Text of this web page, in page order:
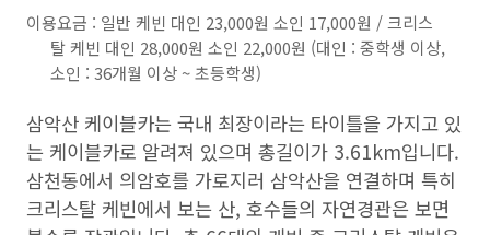
이용요금 : 일반 케빈 대인 23,000원 소인 17,000원 / 크리스
탈 케빈 대인 28,000원 소인 22,000원 (대인 : 중학생 이상,
소인 : 36개월 이상 ~ 초등학생)
삼악산 케이블카는 국내 최장이라는 타이틀을 가지고 있
는 케이블카로 알려져 있으며 총길이가 3.61km입니다.
삼천동에서 의암호를 가로지러 삼악산을 연결하며 특히
크리스탈 케빈에서 보는 산, 호수들의 자연경관은 보면